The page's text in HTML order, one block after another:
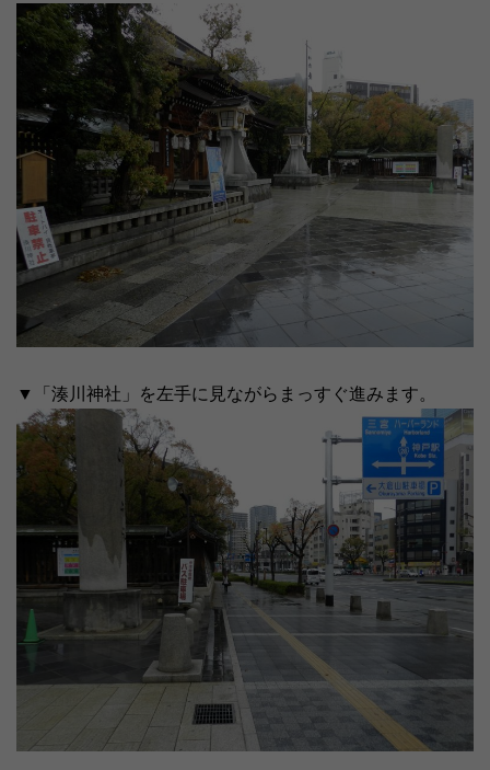
▼「湊川神社」を左手に見ながらまっすぐ進みます。